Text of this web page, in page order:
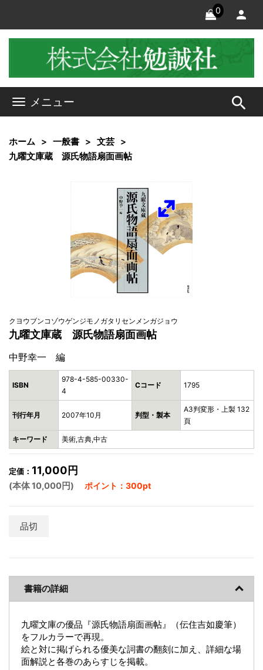
0
メニュー search
ホーム 一般書
文芸
九曜文庫蔵 源氏物語扇面画帖
クヨウブンコゾウゲンジモノガタリセンメンガジョウ
九曜文庫蔵 源氏物語扇面画帖
中野幸一 編
ISBN
978-4-585-00330-
4
Cコード 1795
刊行年月 2007年10月 判型・製本
A3判変形・上製 132
頁
キーワード 美術,古典,中古
定価： 11,000円
(本体 10,000円) ポイント：300pt
品切
書籍の詳細
九曜文庫の優品『源氏物語扇面画帖』（伝住吉如慶筆）
をフルカラーで再現。
絵と対に掲げられる優美な詞書の翻刻に加え、詳細な場
面解説と各巻のあらすじを掲載。